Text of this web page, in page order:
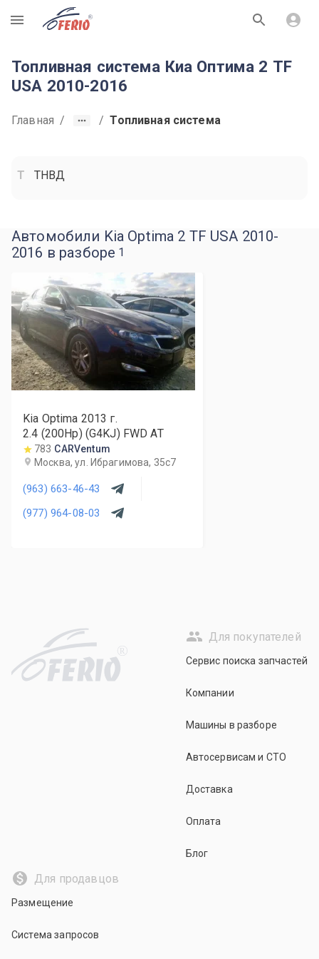
R
Топливная система Киа Оптима 2 TF
USA 2010-2016
Главная / / Топливная система
ТНВД
Автомобили Kia Optima 2 TF USA 2010-
2016 в разборе 1
Kia Optima 2013 г.
2.4 (200Hp) (G4KJ) FWD AT
783 CARVentum
Москва, ул. Ибрагимова, 35с7
(963) 663-46-43
(977) 964-08-03
R
Для покупателей
Сервис поиска запчастей
Компании
Машины в разборе
Автосервисам и СТО
Доставка
Оплата
Блог
Для продавцов
Размещение
Система запросов